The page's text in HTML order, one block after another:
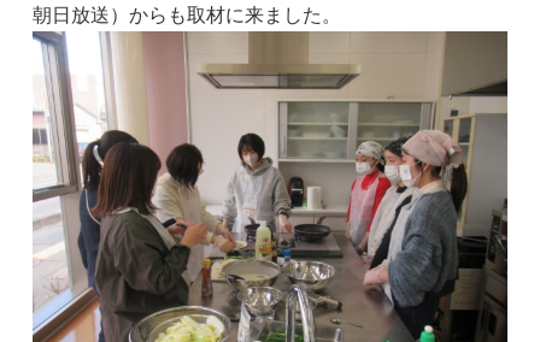
朝日放送）からも取材に来ました。